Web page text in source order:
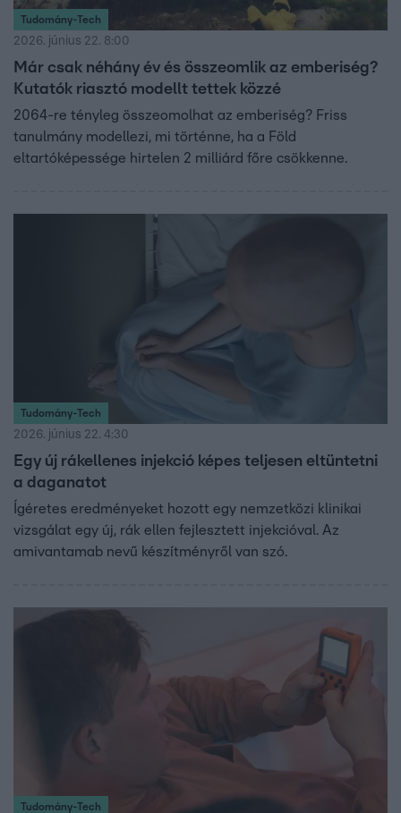
Tudomány-Tech
2026. június 22. 8:00
Már csak néhány év és összeomlik az emberiség?
Kutatók riasztó modellt tettek közzé
2064-re tényleg összeomolhat az emberiség? Friss
tanulmány modellezi, mi történne, ha a Föld
eltartóképessége hirtelen 2 milliárd főre csökkenne.
Tudomány-Tech
2026. június 22. 4:30
Egy új rákellenes injekció képes teljesen eltüntetni
a daganatot
Ígéretes eredményeket hozott egy nemzetközi klinikai
vizsgálat egy új, rák ellen fejlesztett injekcióval. Az
amivantamab nevű készítményről van szó.
Tudomány-Tech